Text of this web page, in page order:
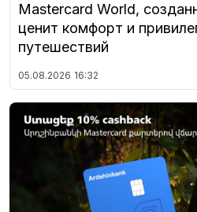
Mastercard World,
ценит комфорт и
путешествий
05.08.2026 16:32